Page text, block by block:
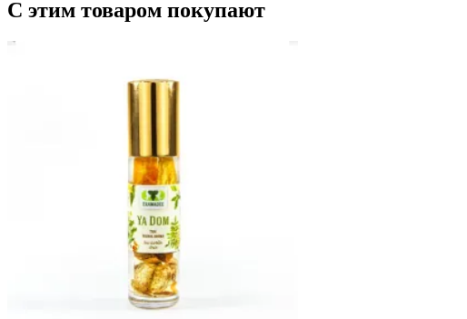
С этим товаром покупают